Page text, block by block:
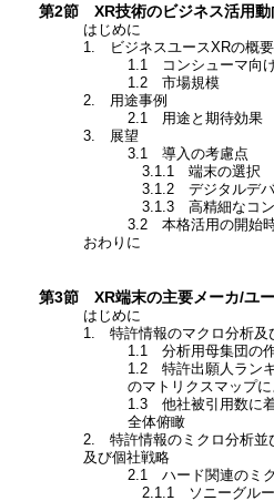
第2節 XR技術のビジネス活用動
はじめに
1. ビジネスユースXRの概要
1.1 コンシューマ向
1.2 市場規模
2. 用途事例
2.1 用途と期待効果
3. 展望
3.1 導入の考慮点
3.1.1 端末の選択
3.1.2 デジタルデバ
3.1.3 高精細なコン
3.2 本格活用の開始
おわりに
第3節 XR端末の主要メーカ/ユ
はじめに
1. 特許情報のマクロ分析及
1.1 分析用母集団の
1.2 特許出願人ラン
のマトリクスマップ
1.3 他社被引用数に
全体俯瞰
2. 特許情報のミクロ分析並
及び個社戦略
2.1 ハード関連のミ
2.1.1 ソニーグル